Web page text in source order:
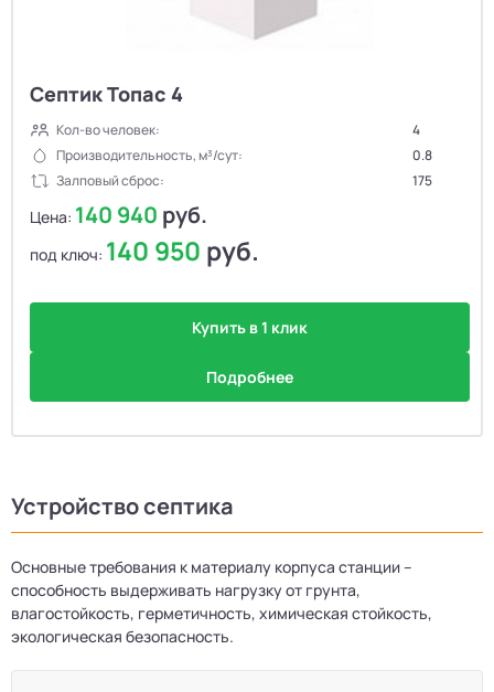
Септик Топас 4
Кол-во человек:
4
Производительность, м³/сут:
0.8
Залповый сброс:
175
Цена: 140 940 руб.
под ключ: 140 950 руб.
Купить в 1 клик
Подробнее
Устройство септика
Основные требования к материалу корпуса станции –
способность выдерживать нагрузку от грунта,
влагостойкость, герметичность, химическая стойкость,
экологическая безопасность.